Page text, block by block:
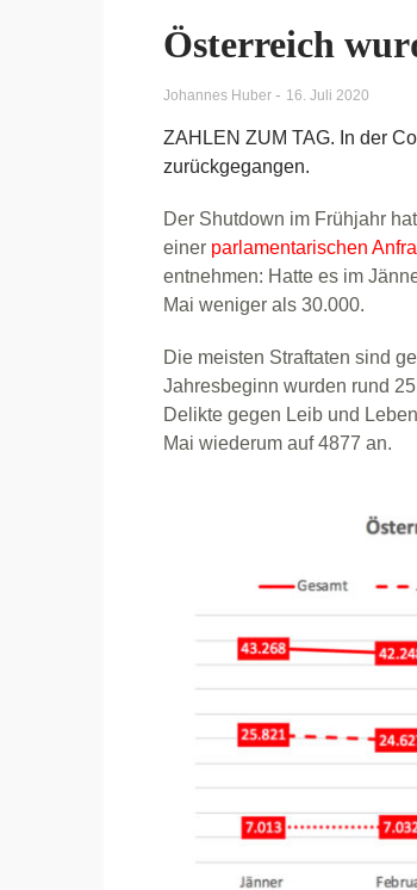
Österreich
Johannes Huber - 16. Juli 2020
ZAHLEN ZUM TAG. In der
zurückgegangen.
Der Shutdown im Frühjahr
einer parlamentarischen
entnehmen: Hatte es im
Mai weniger als 30.000.
Die meisten Straftaten sind
Jahresbeginn wurden rund
Delikte gegen Leib und
Mai wiederum auf 4877 an.